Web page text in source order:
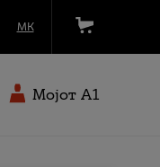
МК
Мојот A1